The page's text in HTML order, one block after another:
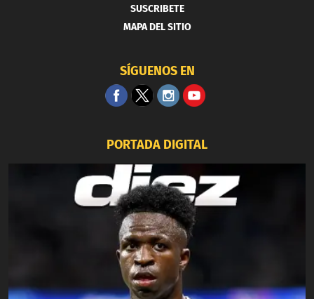
SUSCRIBETE
MAPA DEL SITIO
SÍGUENOS EN
PORTADA DIGITAL